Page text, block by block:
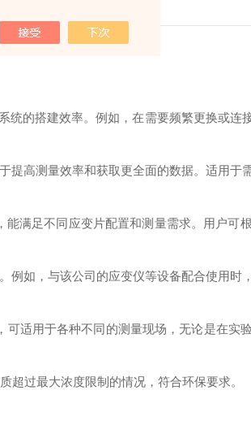
的搭建效率。例如，在需要频繁更换或连
高测量效率和获取更全面的数据。适用于
满足不同应变片配置和测量需求。用户可
如，与该公司的应变仪等设备配合使用
适用于各种不同的测量现场，无论是在实
超过最大浓度限制的情况，符合环保要求。